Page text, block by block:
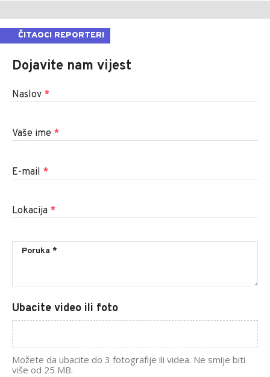
ČITAOCI REPORTERI
Dojavite nam vijest
Naslov *
Vaše ime *
E-mail *
Lokacija *
Ubacite video ili foto
Možete da ubacite do 3 fotografije ili videa. Ne smije biti
više od 25 MB.